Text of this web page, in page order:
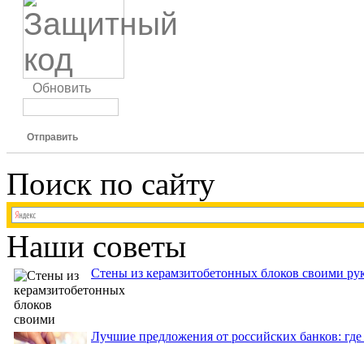
Обновить
Отправить
Поиск по сайту
Наши советы
Стены из керамзитобетонных блоков своими
Лучшие предложения от российских банков: